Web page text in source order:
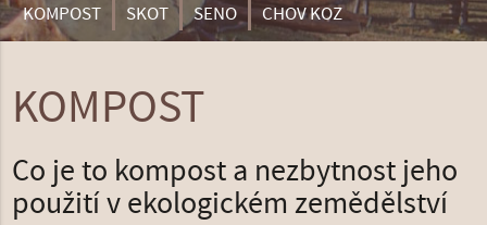
KOMPOST SKOT SENO CHOV KOZ
KOMPOST
Co je to kompost a nezbytnost jeho
použití v ekologickém zemědělství